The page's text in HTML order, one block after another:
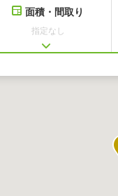
面積・間取り
指定なし